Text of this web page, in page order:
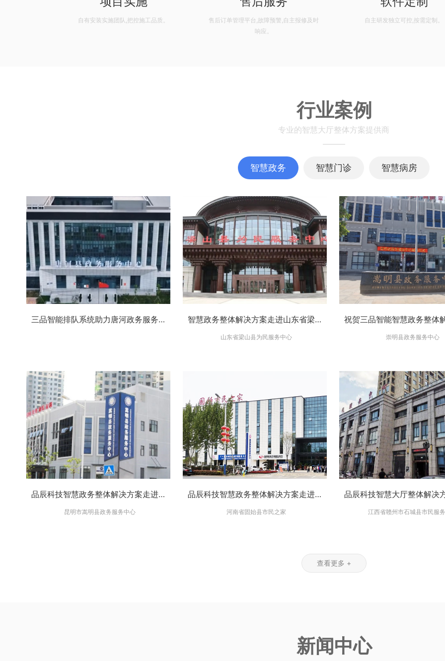
自有安装实施团队,把控施工品质。
售后订单管理平台,故障预警,自主报修及时
响应。
自主研发独立可控,按需定制。
行业案例
专业的智慧大厅整体方案提供商
智慧政务 智慧门诊 智慧病房
三品智能排队系统助力唐河政务服务提升 智慧政务整体解决方案走进山东省梁山县为民服务中心
山东省梁山县为民服务中心 崇明县政务服务中心
品辰科技智慧政务整体解决方案走进昆明市嵩明县政务服务中心-全面提升政务服务质量
昆明市嵩明县政务服务中心
品辰科技智慧政务整体解决方案走进固始县市民之家政务服务中心-助力进一步提升政务服务质量
河南省固始县市民之家 江西省赣州市石城县市民服
查看更多 +
新闻中心